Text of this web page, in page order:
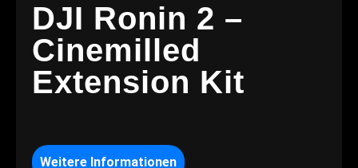
DJI Ronin 2 –
Cinemilled
Extension Kit
Weitere Informationen